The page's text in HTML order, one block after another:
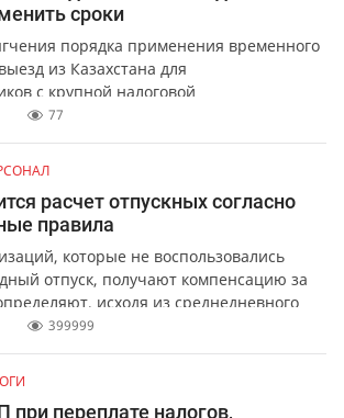
сроки
порядка применения временного
из Казахстана для
с крупной налоговой
77
расчет отпускных согласно
правила
которые не воспользовались
отпуск, получают компенсацию за
исходя из среднедневного
399999
переплате налогов,